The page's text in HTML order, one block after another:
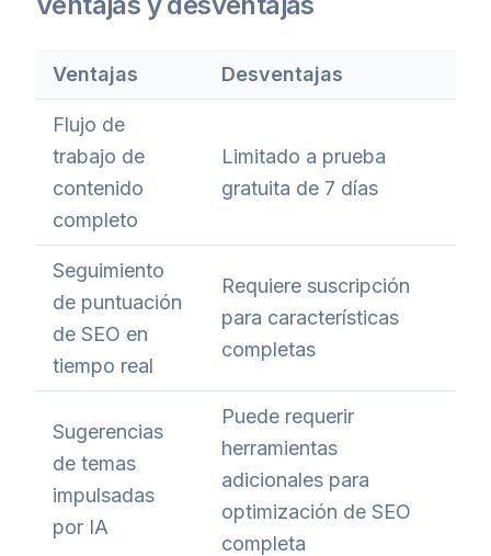
Ventajas Desventajas
Flujo de
trabajo de
contenido
completo
Limitado a prueba
gratuita de 7 días
Seguimiento
de puntuación
de SEO en
tiempo real
Requiere suscripción
para características
completas
Sugerencias
de temas
impulsadas
por IA
Puede requerir
herramientas
adicionales para
optimización de SEO
completa